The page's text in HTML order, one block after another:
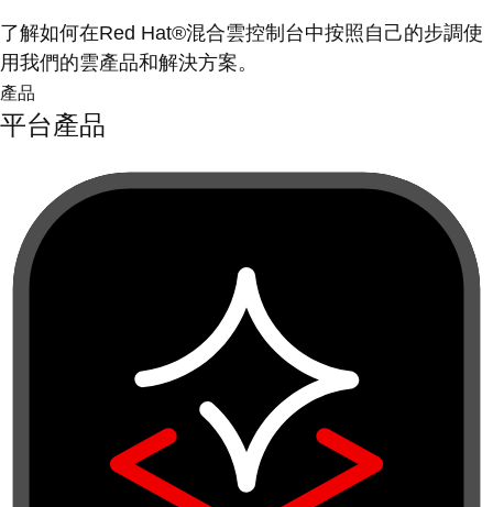
了解如何在Red Hat®混合雲控制台中按照自己的步調使
用我們的雲產品和解決方案。
產品
平台產品